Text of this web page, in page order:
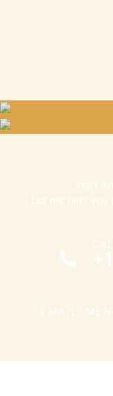
Start
Let me help you
EMAIL: